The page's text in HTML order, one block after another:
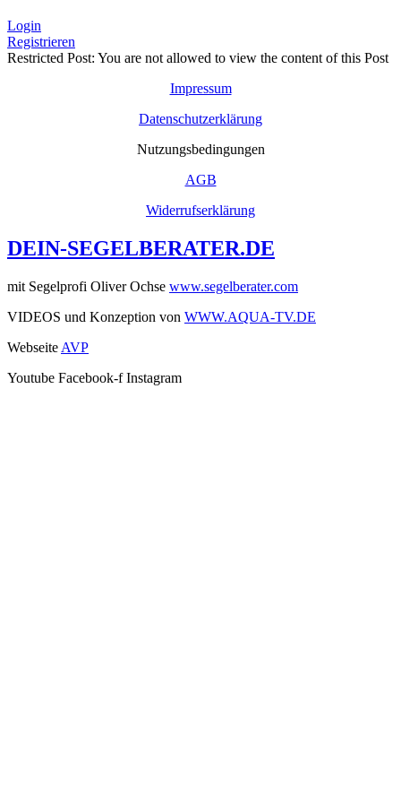
Login
Registrieren
Restricted Post: You are not allowed to view the content of this Post
Impressum
Datenschutzerklärung
Nutzungsbedingungen
AGB
Widerrufserklärung
DEIN-SEGELBERATER.DE
mit Segelprofi Oliver Ochse www.segelberater.com
VIDEOS und Konzeption von WWW.AQUA-TV.DE
Webseite AVP
Youtube Facebook-f Instagram